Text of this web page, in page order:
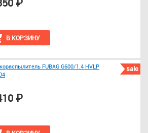
В КОРЗИНУ
sale
FUBAG G600/1.4 HVLP
₽